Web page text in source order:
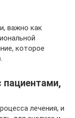
важно как
которое
пациентами,
лечения, и